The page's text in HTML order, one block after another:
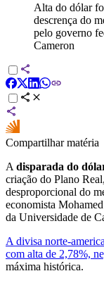
Alta do dólar
descrença do
pelo governo
Cameron
Compartilhar matéria
A disparada do
criação do Plano
desproporcional do
economista
da Universidade de
A divisa norte-
com alta de 2,78%,
máxima histórica.